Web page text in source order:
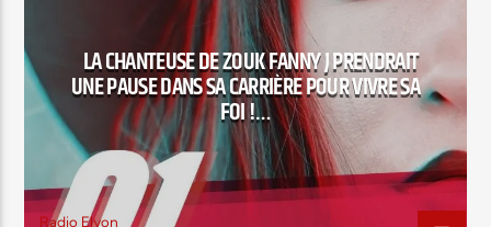
ARTISTE LA CHANTEUSE DE ZOUK FANNY J PRENDRAIT
UNE PAUSE DANS SA CARRIÈRE POUR VIVRE SA
FOI !…
Radio Elyon